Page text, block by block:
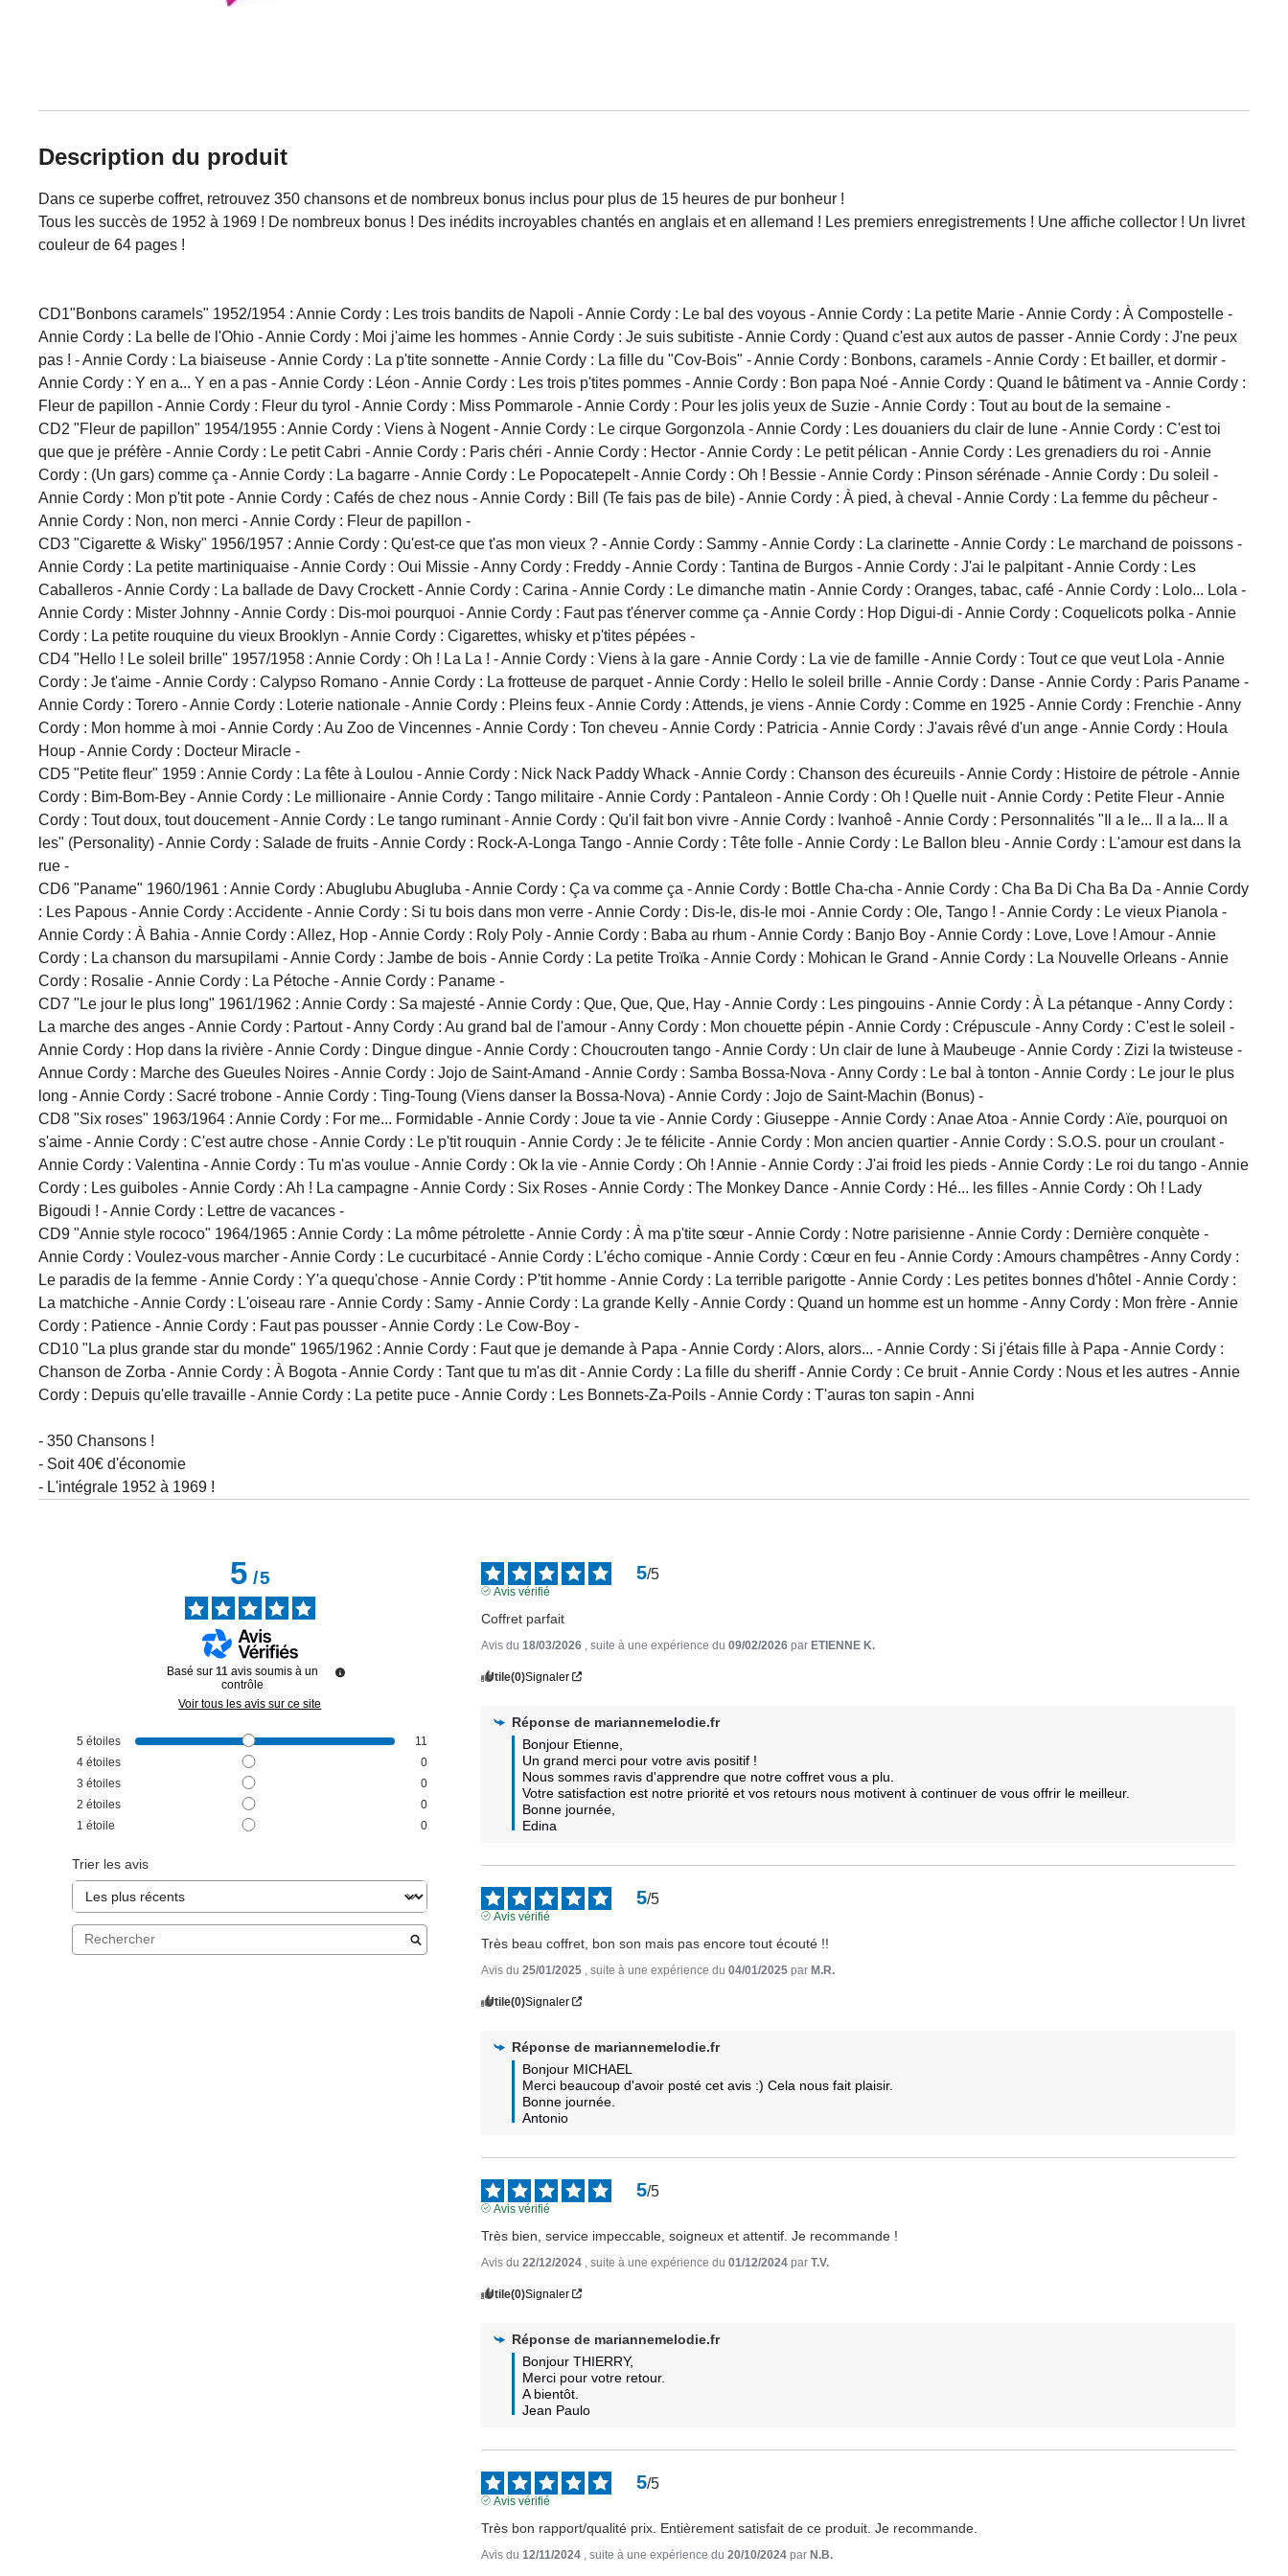
Description du produit
Dans ce superbe coffret, retrouvez 350 chansons et de nombreux bonus inclus pour plus de 15 heures de pur bonheur !
Tous les succès de 1952 à 1969 ! De nombreux bonus ! Des inédits incroyables chantés en anglais et en allemand ! Les premiers enregistrements ! Une affiche collector ! Un livret
couleur de 64 pages !
CD1"Bonbons caramels" 1952/1954 : Annie Cordy : Les trois bandits de Napoli - Annie Cordy : Le bal des voyous - Annie Cordy : La petite Marie - Annie Cordy : À Compostelle -
Annie Cordy : La belle de l'Ohio - Annie Cordy : Moi j'aime les hommes - Annie Cordy : Je suis subitiste - Annie Cordy : Quand c'est aux autos de passer - Annie Cordy : J'ne peux
pas ! - Annie Cordy : La biaiseuse - Annie Cordy : La p'tite sonnette - Annie Cordy : La fille du "Cov-Bois" - Annie Cordy : Bonbons, caramels - Annie Cordy : Et bailler, et dormir -
Annie Cordy : Y en a... Y en a pas - Annie Cordy : Léon - Annie Cordy : Les trois p'tites pommes - Annie Cordy : Bon papa Noé - Annie Cordy : Quand le bâtiment va - Annie Cordy :
Fleur de papillon - Annie Cordy : Fleur du tyrol - Annie Cordy : Miss Pommarole - Annie Cordy : Pour les jolis yeux de Suzie - Annie Cordy : Tout au bout de la semaine -
CD2 "Fleur de papillon" 1954/1955 : Annie Cordy : Viens à Nogent - Annie Cordy : Le cirque Gorgonzola - Annie Cordy : Les douaniers du clair de lune - Annie Cordy : C'est toi
que que je préfère - Annie Cordy : Le petit Cabri - Annie Cordy : Paris chéri - Annie Cordy : Hector - Annie Cordy : Le petit pélican - Annie Cordy : Les grenadiers du roi - Annie
Cordy : (Un gars) comme ça - Annie Cordy : La bagarre - Annie Cordy : Le Popocatepelt - Annie Cordy : Oh ! Bessie - Annie Cordy : Pinson sérénade - Annie Cordy : Du soleil -
Annie Cordy : Mon p'tit pote - Annie Cordy : Cafés de chez nous - Annie Cordy : Bill (Te fais pas de bile) - Annie Cordy : À pied, à cheval - Annie Cordy : La femme du pêcheur -
Annie Cordy : Non, non merci - Annie Cordy : Fleur de papillon -
CD3 "Cigarette & Wisky" 1956/1957 : Annie Cordy : Qu'est-ce que t'as mon vieux ? - Annie Cordy : Sammy - Annie Cordy : La clarinette - Annie Cordy : Le marchand de poissons -
Annie Cordy : La petite martiniquaise - Annie Cordy : Oui Missie - Anny Cordy : Freddy - Annie Cordy : Tantina de Burgos - Annie Cordy : J'ai le palpitant - Annie Cordy : Les
Caballeros - Annie Cordy : La ballade de Davy Crockett - Annie Cordy : Carina - Annie Cordy : Le dimanche matin - Annie Cordy : Oranges, tabac, café - Annie Cordy : Lolo... Lola -
Annie Cordy : Mister Johnny - Annie Cordy : Dis-moi pourquoi - Annie Cordy : Faut pas t'énerver comme ça - Annie Cordy : Hop Digui-di - Annie Cordy : Coquelicots polka - Annie
Cordy : La petite rouquine du vieux Brooklyn - Annie Cordy : Cigarettes, whisky et p'tites pépées -
CD4 "Hello ! Le soleil brille" 1957/1958 : Annie Cordy : Oh ! La La ! - Annie Cordy : Viens à la gare - Annie Cordy : La vie de famille - Annie Cordy : Tout ce que veut Lola - Annie
Cordy : Je t'aime - Annie Cordy : Calypso Romano - Annie Cordy : La frotteuse de parquet - Annie Cordy : Hello le soleil brille - Annie Cordy : Danse - Annie Cordy : Paris Paname -
Annie Cordy : Torero - Annie Cordy : Loterie nationale - Annie Cordy : Pleins feux - Annie Cordy : Attends, je viens - Annie Cordy : Comme en 1925 - Annie Cordy : Frenchie - Anny
Cordy : Mon homme à moi - Annie Cordy : Au Zoo de Vincennes - Annie Cordy : Ton cheveu - Annie Cordy : Patricia - Annie Cordy : J'avais rêvé d'un ange - Annie Cordy : Houla
Houp - Annie Cordy : Docteur Miracle -
CD5 "Petite fleur" 1959 : Annie Cordy : La fête à Loulou - Annie Cordy : Nick Nack Paddy Whack - Annie Cordy : Chanson des écureuils - Annie Cordy : Histoire de pétrole - Annie
Cordy : Bim-Bom-Bey - Annie Cordy : Le millionaire - Annie Cordy : Tango militaire - Annie Cordy : Pantaleon - Annie Cordy : Oh ! Quelle nuit - Annie Cordy : Petite Fleur - Annie
Cordy : Tout doux, tout doucement - Annie Cordy : Le tango ruminant - Annie Cordy : Qu'il fait bon vivre - Annie Cordy : Ivanhoê - Annie Cordy : Personnalités "Il a le... Il a la... Il a
les" (Personality) - Annie Cordy : Salade de fruits - Annie Cordy : Rock-A-Longa Tango - Annie Cordy : Tête folle - Annie Cordy : Le Ballon bleu - Annie Cordy : L'amour est dans la
rue -
CD6 "Paname" 1960/1961 : Annie Cordy : Abuglubu Abugluba - Annie Cordy : Ça va comme ça - Annie Cordy : Bottle Cha-cha - Annie Cordy : Cha Ba Di Cha Ba Da - Annie Cordy
: Les Papous - Annie Cordy : Accidente - Annie Cordy : Si tu bois dans mon verre - Annie Cordy : Dis-le, dis-le moi - Annie Cordy : Ole, Tango ! - Annie Cordy : Le vieux Pianola -
Annie Cordy : À Bahia - Annie Cordy : Allez, Hop - Annie Cordy : Roly Poly - Annie Cordy : Baba au rhum - Annie Cordy : Banjo Boy - Annie Cordy : Love, Love ! Amour - Annie
Cordy : La chanson du marsupilami - Annie Cordy : Jambe de bois - Annie Cordy : La petite Troïka - Annie Cordy : Mohican le Grand - Annie Cordy : La Nouvelle Orleans - Annie
Cordy : Rosalie - Annie Cordy : La Pétoche - Annie Cordy : Paname -
CD7 "Le jour le plus long" 1961/1962 : Annie Cordy : Sa majesté - Annie Cordy : Que, Que, Que, Hay - Annie Cordy : Les pingouins - Annie Cordy : À La pétanque - Anny Cordy :
La marche des anges - Annie Cordy : Partout - Anny Cordy : Au grand bal de l'amour - Anny Cordy : Mon chouette pépin - Annie Cordy : Crépuscule - Anny Cordy : C'est le soleil -
Annie Cordy : Hop dans la rivière - Annie Cordy : Dingue dingue - Annie Cordy : Choucrouten tango - Annie Cordy : Un clair de lune à Maubeuge - Annie Cordy : Zizi la twisteuse -
Annue Cordy : Marche des Gueules Noires - Annie Cordy : Jojo de Saint-Amand - Annie Cordy : Samba Bossa-Nova - Anny Cordy : Le bal à tonton - Annie Cordy : Le jour le plus
long - Annie Cordy : Sacré trobone - Annie Cordy : Ting-Toung (Viens danser la Bossa-Nova) - Annie Cordy : Jojo de Saint-Machin (Bonus) -
CD8 "Six roses" 1963/1964 : Annie Cordy : For me... Formidable - Annie Cordy : Joue ta vie - Annie Cordy : Giuseppe - Annie Cordy : Anae Atoa - Annie Cordy : Aïe, pourquoi on
s'aime - Annie Cordy : C'est autre chose - Annie Cordy : Le p'tit rouquin - Annie Cordy : Je te félicite - Annie Cordy : Mon ancien quartier - Annie Cordy : S.O.S. pour un croulant -
Annie Cordy : Valentina - Annie Cordy : Tu m'as voulue - Annie Cordy : Ok la vie - Annie Cordy : Oh ! Annie - Annie Cordy : J'ai froid les pieds - Annie Cordy : Le roi du tango - Annie
Cordy : Les guiboles - Annie Cordy : Ah ! La campagne - Annie Cordy : Six Roses - Annie Cordy : The Monkey Dance - Annie Cordy : Hé... les filles - Annie Cordy : Oh ! Lady
Bigoudi ! - Annie Cordy : Lettre de vacances -
CD9 "Annie style rococo" 1964/1965 : Annie Cordy : La môme pétrolette - Annie Cordy : À ma p'tite sœur - Annie Cordy : Notre parisienne - Annie Cordy : Dernière conquète -
Annie Cordy : Voulez-vous marcher - Annie Cordy : Le cucurbitacé - Annie Cordy : L'écho comique - Annie Cordy : Cœur en feu - Annie Cordy : Amours champêtres - Anny Cordy :
Le paradis de la femme - Annie Cordy : Y'a quequ'chose - Annie Cordy : P'tit homme - Annie Cordy : La terrible parigotte - Annie Cordy : Les petites bonnes d'hôtel - Annie Cordy :
La matchiche - Annie Cordy : L'oiseau rare - Annie Cordy : Samy - Annie Cordy : La grande Kelly - Annie Cordy : Quand un homme est un homme - Anny Cordy : Mon frère - Annie
Cordy : Patience - Annie Cordy : Faut pas pousser - Annie Cordy : Le Cow-Boy -
CD10 "La plus grande star du monde" 1965/1962 : Annie Cordy : Faut que je demande à Papa - Annie Cordy : Alors, alors... - Annie Cordy : Si j'étais fille à Papa - Annie Cordy :
Chanson de Zorba - Annie Cordy : À Bogota - Annie Cordy : Tant que tu m'as dit - Annie Cordy : La fille du sheriff - Annie Cordy : Ce bruit - Annie Cordy : Nous et les autres - Annie
Cordy : Depuis qu'elle travaille - Annie Cordy : La petite puce - Annie Cordy : Les Bonnets-Za-Poils - Annie Cordy : T'auras ton sapin - Anni
- 350 Chansons !
- Soit 40€ d'économie
- L'intégrale 1952 à 1969 !
5/5
Basé sur 11 avis soumis à un
contrôle
Voir tous les avis sur ce site
5 étoiles
11
4 étoiles
0
3 étoiles
0
2 étoiles
0
1 étoile 0
Trier les avis
5/5
Avis vérifié
Coffret parfait
Avis du 18/03/2026 , suite à une expérience du09/02/2026 parETIENNE K.
Utile(0)Signaler
Réponse de mariannemelodie.fr
Bonjour Etienne,
Un grand merci pour votre avis positif !
Nous sommes ravis d'apprendre que notre coffret vous a plu.
Votre satisfaction est notre priorité et vos retours nous motivent à continuer de vous offrir le meilleur.
Bonne journée,
Edina
5/5
Avis vérifié
Très beau coffret, bon son mais pas encore tout écouté !!
Avis du25/01/2025 , suite à une expérience du04/01/2025 parM.R.
Utile(0)Signaler
Réponse de mariannemelodie.fr
Bonjour MICHAEL
Merci beaucoup d'avoir posté cet avis :) Cela nous fait plaisir.
Bonne journée.
Antonio
5/5
Avis vérifié
Très bien, service impeccable, soigneux et attentif. Je recommande !
Avis du22/12/2024 , suite à une expérience du01/12/2024 parT.V.
Utile(0)Signaler
Réponse de mariannemelodie.fr
Bonjour THIERRY,
Merci pour votre retour.
A bientôt.
Jean Paulo
5/5
Avis vérifié
Très bon rapport/qualité prix. Entièrement satisfait de ce produit. Je recommande.
Avis du 12/11/2024 , suite à une expérience du20/10/2024 parN.B.